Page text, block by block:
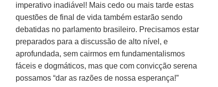
imperativo inadiável! Mais cedo ou mais tarde estas
questões de final de vida também estarão sendo
debatidas no parlamento brasileiro. Precisamos estar
preparados para a discussão de alto nível, e
aprofundada, sem cairmos em fundamentalismos
fáceis e dogmáticos, mas que com convicção serena
possamos “dar as razões de nossa esperança!”